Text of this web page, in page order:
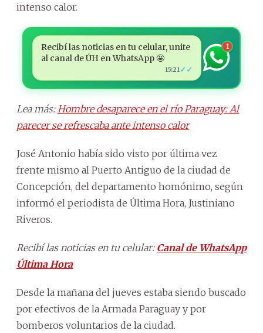
intenso calor.
Recibí las noticias en tu celular, unite
al canal de ÚH en WhatsApp 🤩
15:21 ✓✓
1
Lea más: Hombre desaparece en el río Paraguay: Al
parecer se refrescaba ante intenso calor
José Antonio había sido visto por última vez
frente mismo al Puerto Antiguo de la ciudad de
Concepción, del departamento homónimo, según
informó el periodista de Última Hora, Justiniano
Riveros.
Recibí las noticias en tu celular: Canal de WhatsApp
Última Hora
Desde la mañana del jueves estaba siendo buscado
por efectivos de la Armada Paraguay y por
bomberos voluntarios de la ciudad.